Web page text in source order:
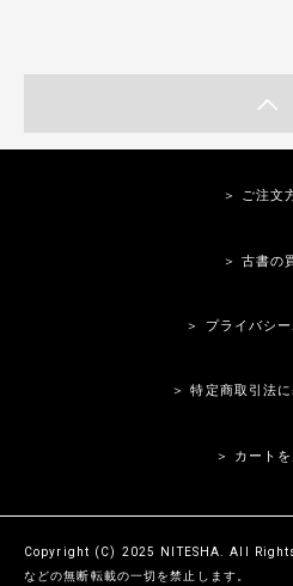
＞ ご注文
＞ 古書の
＞ プライバシ
＞ 特定商取引法
＞ カート
Copyright (C) 2025 NITESHA. All Rights
などの無断転載の一切を禁止します。